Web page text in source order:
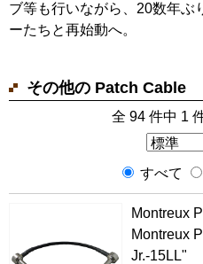
ブ等も行いながら、20数年ぶ
ーたちと再始動へ。
その他の Patch Cable
全 94 件中 1
すべて
Montreux
Montreux
Jr.-15LL"